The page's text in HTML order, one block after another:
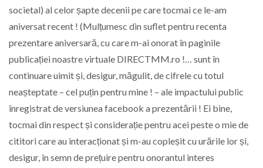
societal) al celor șapte decenii pe care tocmai ce le-am
aniversat recent ! (Mulțumesc din suflet pentru recenta
prezentare aniversară, cu care m-ai onorat în paginile
publicației noastre virtuale DIRECTMM.ro !… sunt în
continuare uimit și, desigur, măgulit, de cifrele cu totul
neașteptate – cel puțin pentru mine ! – ale impactului public
înregistrat de versiunea facebook a prezentării ! Ei bine,
tocmai din respect și considerație pentru acei peste o mie de
cititori care au interacționat și m-au copleșit cu urările lor și,
desigur, în semn de prețuire pentru onorantul interes